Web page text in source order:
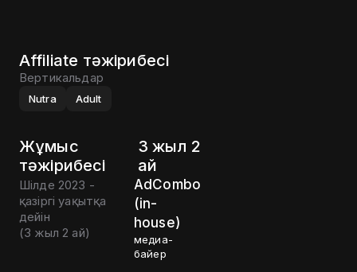
Affiliate тәжірибесі
Вертикальдар
Nutra Adult
Жұмыс
тәжірибесі
3 жыл 2
ай
Шілде 2023 -
қазіргі уақытқа
дейін
(3 жыл 2 ай)
AdCombo
(in-
house)
медиа-
байер